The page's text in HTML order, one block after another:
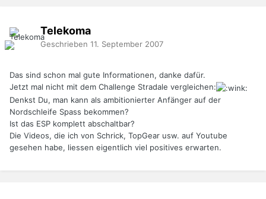
Telekoma
Geschrieben 11. September 2007
Das sind schon mal gute Informationen, danke dafür.
Jetzt mal nicht mit dem Challenge Stradale vergleichen:
Denkst Du, man kann als ambitionierter Anfänger auf der
Nordschleife Spass bekommen?
Ist das ESP komplett abschaltbar?
Die Videos, die ich von Schrick, TopGear usw. auf Youtube
gesehen habe, liessen eigentlich viel positives erwarten.